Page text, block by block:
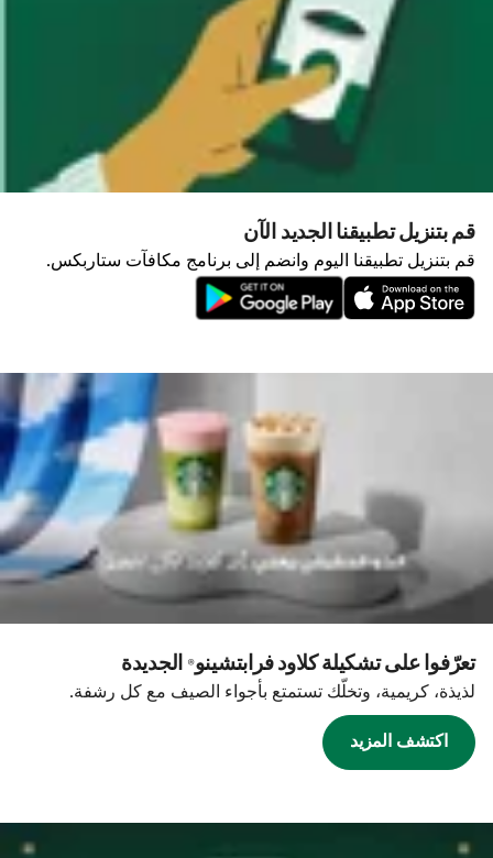
قم بتنزيل تطبيقنا الجديد الآن
قم بتنزيل تطبيقنا اليوم وانضم إلى برنامج مكافآت ستاربكس.
تعرّفوا على تشكيلة كلاود فرابتشينو® الجديدة
لذيذة، كريمية، وتخلّك تستمتع بأجواء الصيف مع كل رشفة.
اكتشف المزيد